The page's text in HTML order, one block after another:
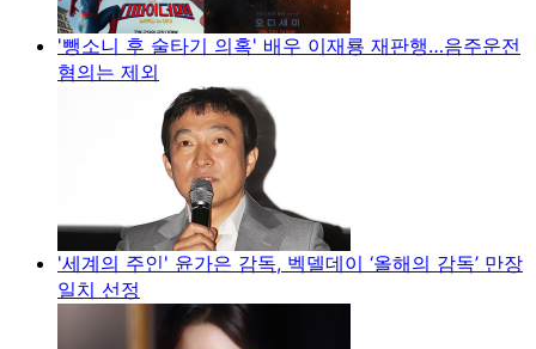
'뺑소니 후 술타기 의혹' 배우 이재룡 재판행…음주운전
혐의는 제외
'세계의 주인' 윤가은 감독, 벡델데이 ‘올해의 감독’ 만장
일치 선정